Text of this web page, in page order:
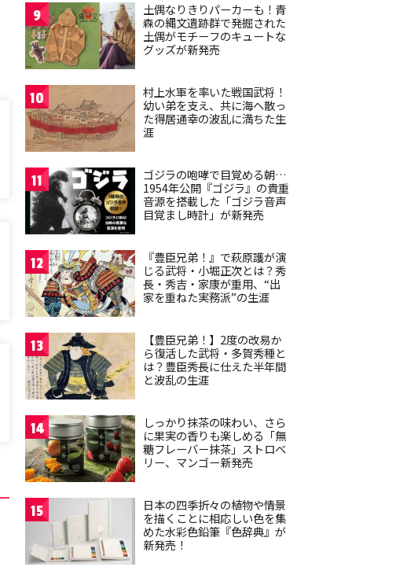
9
土偶なりきりパーカーも！青
森の縄文遺跡群で発掘された
土偶がモチーフのキュートな
グッズが新発売
10
村上水軍を率いた戦国武将！
幼い弟を支え、共に海へ散っ
た得居通幸の波乱に満ちた生
涯
11
ゴジラの咆哮で目覚める朝…
1954年公開『ゴジラ』の貴重
音源を搭載した「ゴジラ音声
目覚まし時計」が新発売
12
『豊臣兄弟！』で萩原護が演
じる武将・小堀正次とは？秀
長・秀吉・家康が重用、“出
家を重ねた実務派”の生涯
13
【豊臣兄弟！】2度の改易か
ら復活した武将・多賀秀種と
は？豊臣秀長に仕えた半年間
と波乱の生涯
14
しっかり抹茶の味わい、さら
に果実の香りも楽しめる「無
糖フレーバー抹茶」ストロベ
リー、マンゴー新発売
15
日本の四季折々の植物や情景
を描くことに相応しい色を集
めた水彩色鉛筆『色辞典』が
新発売！